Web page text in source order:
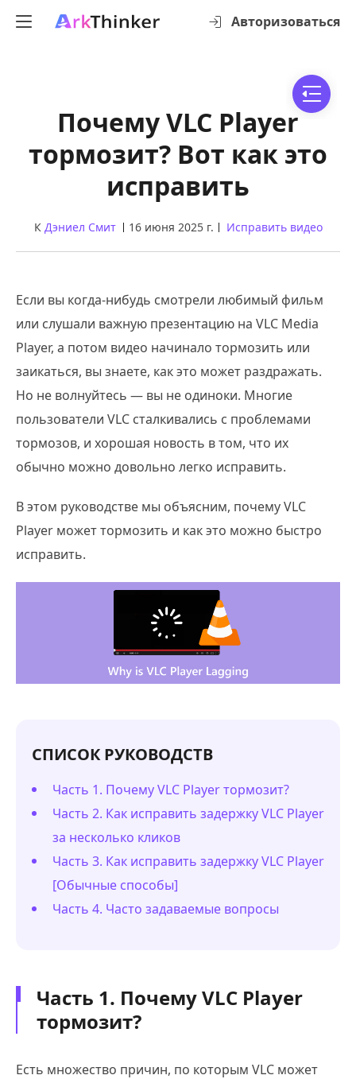
Авторизоваться
Почему VLC Player
тормозит? Вот как это
исправить
К Дэниел Смит 16 июня 2025 г. Исправить видео
Если вы когда-нибудь смотрели любимый фильм
или слушали важную презентацию на VLC Media
Player, а потом видео начинало тормозить или
заикаться, вы знаете, как это может раздражать.
Но не волнуйтесь — вы не одиноки. Многие
пользователи VLC сталкивались с проблемами
тормозов, и хорошая новость в том, что их
обычно можно довольно легко исправить.
В этом руководстве мы объясним, почему VLC
Player может тормозить и как это можно быстро
исправить.
СПИСОК РУКОВОДСТВ
Часть 1. Почему VLC Player тормозит?
Часть 2. Как исправить задержку VLC Player
за несколько кликов
Часть 3. Как исправить задержку VLC Player
[Обычные способы]
Часть 4. Часто задаваемые вопросы
Часть 1. Почему VLC Player
тормозит?
Есть множество причин, по которым VLC может